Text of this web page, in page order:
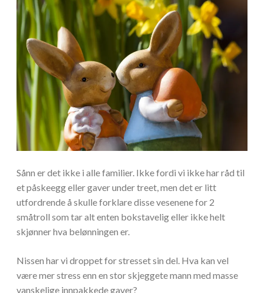
Sånn er det ikke i alle familier. Ikke fordi vi ikke har råd til
et påskeegg eller gaver under treet, men det er litt
utfordrende å skulle forklare disse vesenene for 2
småtroll som tar alt enten bokstavelig eller ikke helt
skjønner hva belønningen er.
Nissen har vi droppet for stresset sin del. Hva kan vel
være mer stress enn en stor skjeggete mann med masse
vanskelige innpakkede gaver?